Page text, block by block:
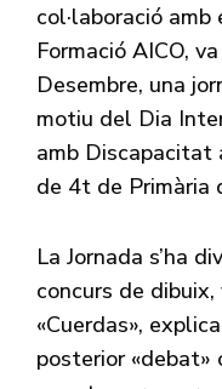
col·laboració
Formació AICO,
Desembre, una
motiu del Dia
amb Discapacitat
de 4t de Primària
La Jornada s’ha
concurs de
«Cuerdas»,
posterior